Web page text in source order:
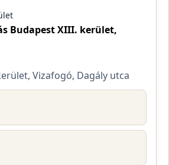
Budapest XIII. kerület,
Vizafogó, Dagály utca